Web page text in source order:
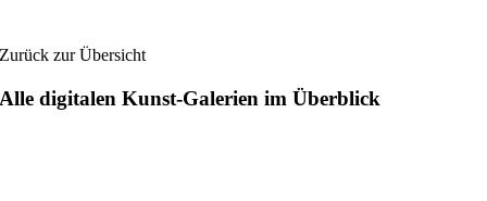
Zurück zur Übersicht
Alle digitalen Kunst-Galerien im Überblick